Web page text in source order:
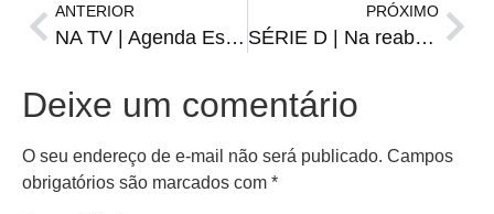
ANTERIOR
NA TV | Agenda Esportiva de sábado, 17 de maio
PRÓXIMO
SÉRIE D | Na reabertura do Passo D’Areia, São José goleia e já é terceiro do grupo
Deixe um comentário
O seu endereço de e-mail não será publicado. Campos
obrigatórios são marcados com *